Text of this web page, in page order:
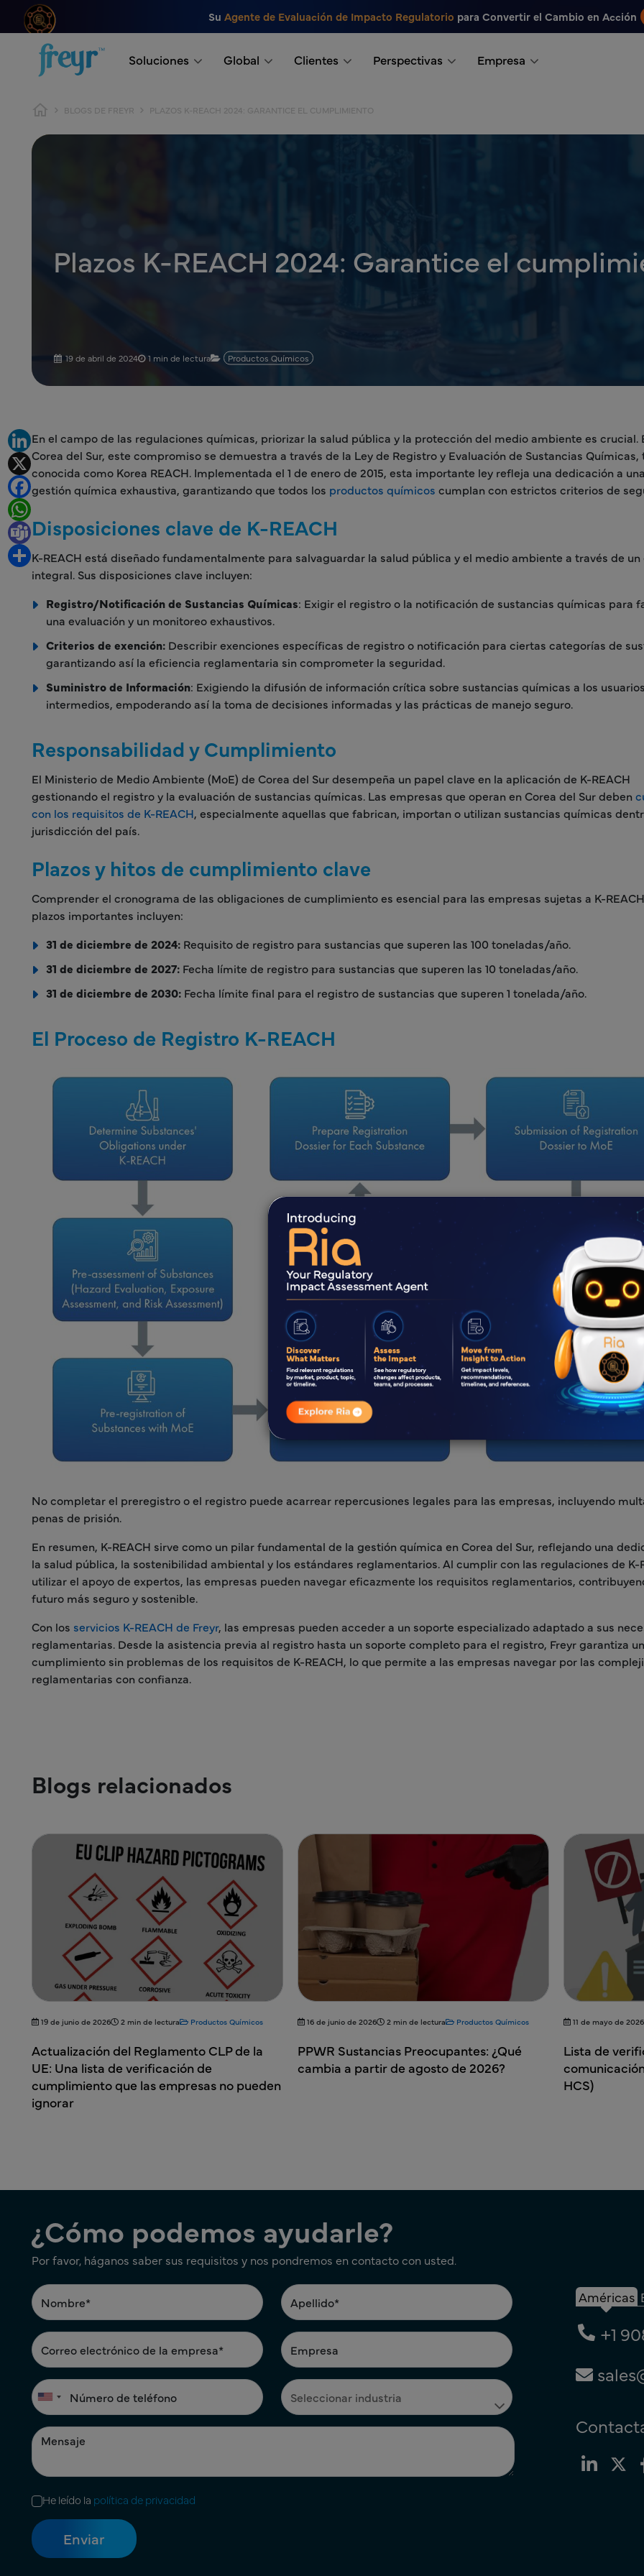
Saltar al contenido principal
Su Agente de Evaluación de Impacto Regulatorio para Convertir el Cambio en Acción
Soluciones Global Clientes Perspectivas Empresa
19 de abril de 2024 1 min de lectura Productos Químicos
Ruta de navegación
BLOGS DE FREYR PLAZOS K-REACH 2024: GARANTICE EL CUMPLIMIENTO
Plazos K-REACH 2024: Garantice el
LinkedIn
X
Facebook
Teams
Share
En el campo de las regulaciones químicas, priorizar la salud pública y la protección del medio ambiente es crucial.
Corea del Sur, este compromiso se demuestra a través de la Ley de Registro y Evaluación de Sustancias
conocida como Korea REACH. Implementada el 1 de enero de 2015, esta importante ley refleja una dedicación a
gestión química exhaustiva, garantizando que todos los productos químicos cumplan con estrictos criterios de
Disposiciones clave de K-REACH
K-REACH está diseñado fundamentalmente para salvaguardar la salud pública y el medio ambiente a través de
integral. Sus disposiciones clave incluyen:
Registro/Notificación de Sustancias Químicas: Exigir el registro o la notificación de sustancias químicas para
una evaluación y un monitoreo exhaustivos.
Criterios de exención: Describir exenciones específicas de registro o notificación para ciertas categorías de
garantizando así la eficiencia reglamentaria sin comprometer la seguridad.
Suministro de Información: Exigiendo la difusión de información crítica sobre sustancias químicas a los
intermedios, empoderando así la toma de decisiones informadas y las prácticas de manejo seguro.
Responsabilidad y Cumplimiento
El Ministerio de Medio Ambiente (MoE) de Corea del Sur desempeña un papel clave en la aplicación de K-REACH
gestionando el registro y la evaluación de sustancias químicas. Las empresas que operan en Corea del Sur deben
con los requisitos de K-REACH, especialmente aquellas que fabrican, importan o utilizan sustancias químicas
jurisdicción del país.
Plazos y hitos de cumplimiento clave
Comprender el cronograma de las obligaciones de cumplimiento es esencial para las empresas sujetas a K-
plazos importantes incluyen:
31 de diciembre de 2024: Requisito de registro para sustancias que superen las 100 toneladas/año.
31 de diciembre de 2027: Fecha límite de registro para sustancias que superen las 10 toneladas/año.
31 de diciembre de 2030: Fecha límite final para el registro de sustancias que superen 1 tonelada/año.
El Proceso de Registro K-REACH
No completar el preregistro o el registro puede acarrear repercusiones legales para las empresas, incluyendo
penas de prisión.
En resumen, K-REACH sirve como un pilar fundamental de la gestión química en Corea del Sur, reflejando una
la salud pública, la sostenibilidad ambiental y los estándares reglamentarios. Al cumplir con las regulaciones de K-
utilizar el apoyo de expertos, las empresas pueden navegar eficazmente los requisitos reglamentarios,
futuro más seguro y sostenible.
Con los servicios K-REACH de Freyr, las empresas pueden acceder a un soporte especializado adaptado a sus
reglamentarias. Desde la asistencia previa al registro hasta un soporte completo para el registro, Freyr garantiza un
cumplimiento sin problemas de los requisitos de K-REACH, lo que permite a las empresas navegar por las
reglamentarias con confianza.
Blogs relacionados
19 de junio de 2026 2 min de lectura Productos Químicos
Actualización del Reglamento CLP de la
UE: Una lista de verificación de
cumplimiento que las empresas no pueden
ignorar
16 de junio de 2026 2 min de lectura Productos Químicos
PPWR Sustancias Preocupantes: ¿Qué
cambia a partir de agosto de 2026?
11 de mayo de 2026
Lista de
HCS)
¿Cómo podemos ayudarle?
Por favor, háganos saber sus requisitos y nos pondremos en contacto con usted.
He leído la política de privacidad
Américas
+1